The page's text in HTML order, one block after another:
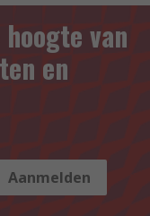
van
en
Aanmelden